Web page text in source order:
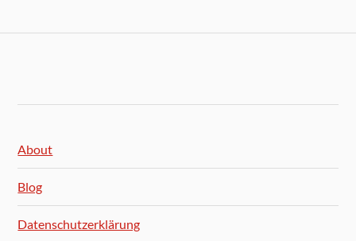
About
Blog
Datenschutzerklärung